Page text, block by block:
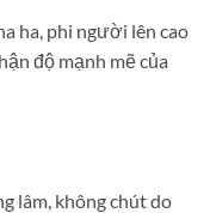
ha, phi người lên cao
độ mạnh mẽ của
lâm, không chút do